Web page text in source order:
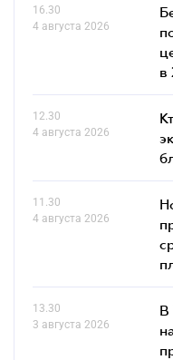
16.30
4 августа 2026
в
12.30
4 августа 2026
11.30
4 августа 2026
13.30
3 августа 2026
В